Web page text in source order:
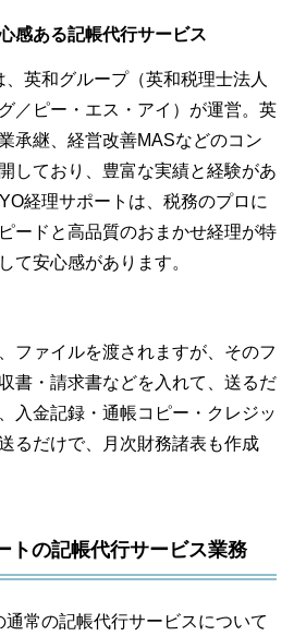
感ある記帳代行サービス
英和グループ（英和税理士法人
／ピー・エス・アイ）が運営。英
承継、経営改善MASなどのコン
しており、豊富な実績と経験があ
経理サポートは、税務のプロに
ードと高品質のおまかせ経理が特
て安心感があります。
ファイルを渡されますが、そのフ
書・請求書などを入れて、送るだ
入金記録・通帳コピー・クレジッ
るだけで、月次財務諸表も作成
トの記帳代行サービス業務
常の記帳代行サービスについて